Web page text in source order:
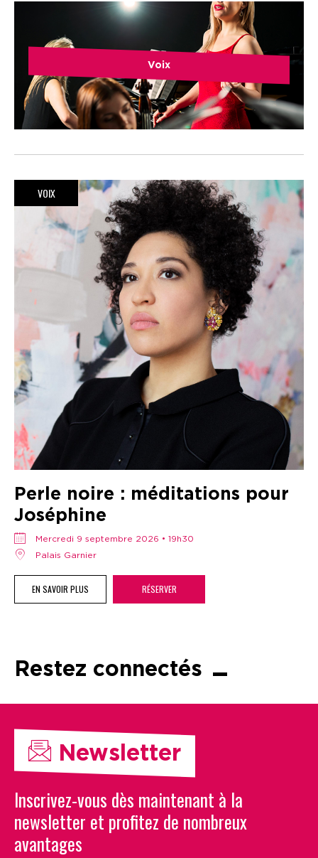
Voix
VOIX
Perle noire : méditations pour
Joséphine
mercredi 9 septembre 2026 • 19h30
Palais Garnier
EN SAVOIR PLUS RÉSERVER
Restez connectés
Newsletter
Inscrivez-vous dès maintenant à la
newsletter et profitez de nombreux
avantages